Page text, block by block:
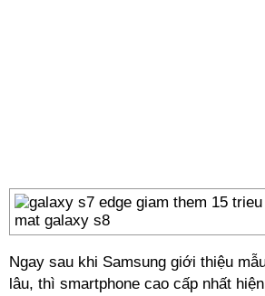
Ngay sau khi Samsung giới thiệu
lâu, thì smartphone cao cấp nhất